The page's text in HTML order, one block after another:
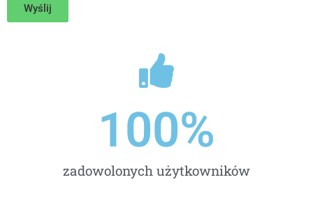
Wyślij
zadowolonych użytkowników
100%